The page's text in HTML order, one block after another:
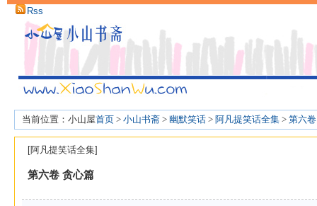
Rss
当前位置：小山屋首页 > 小山书斋 > 幽默笑话 > 阿凡提笑话全集 > 第六
[阿凡提笑话全集]
第六卷 贪心篇